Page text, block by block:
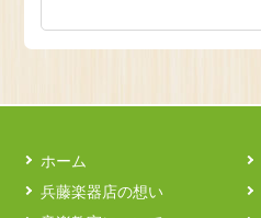
ホーム
兵藤楽器店の想い